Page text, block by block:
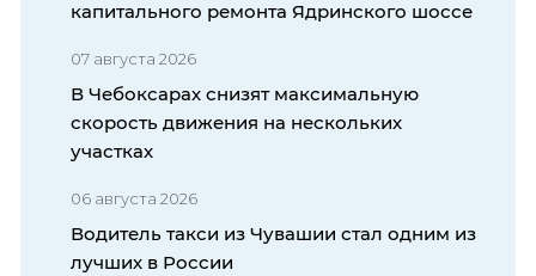
капитального ремонта Ядринского шоссе
07 августа 2026
В Чебоксарах снизят максимальную
скорость движения на нескольких
участках
06 августа 2026
Водитель такси из Чувашии стал одним из
лучших в России